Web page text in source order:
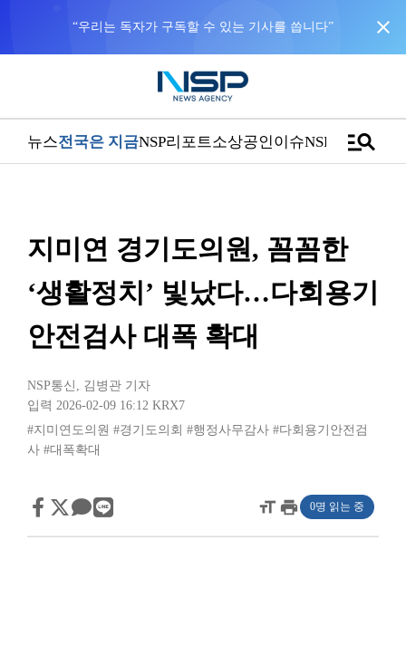
“우리는 독자가 구독할 수 있는 기사를 씁니다” close
뉴스전국은 지금NSP리포트소상공인이슈NSPTVmanage_search
지미연 경기도의원, 꼼꼼한
‘생활정치’ 빛났다…다회용기
안전검사 대폭 확대
NSP통신 , 김병관 기자
입력 2026-02-09 16:12 KRX7
#지미연도의원 #경기도의회 #행정사무감사 #다회용기안전검
사 #대폭확대
format_sizeprint 0명 읽는 중